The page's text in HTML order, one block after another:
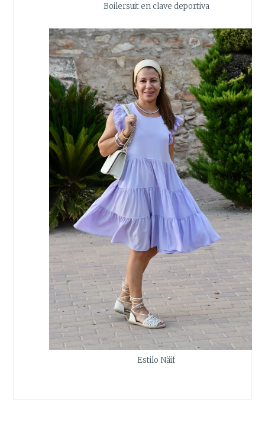
Boilersuit en clave deportiva
Estilo Näif